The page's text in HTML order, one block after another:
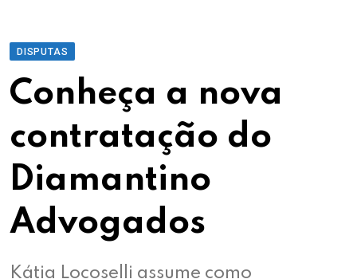
DISPUTAS
Conheça a nova
contratação do
Diamantino
Advogados
Kátia Locoselli assume como